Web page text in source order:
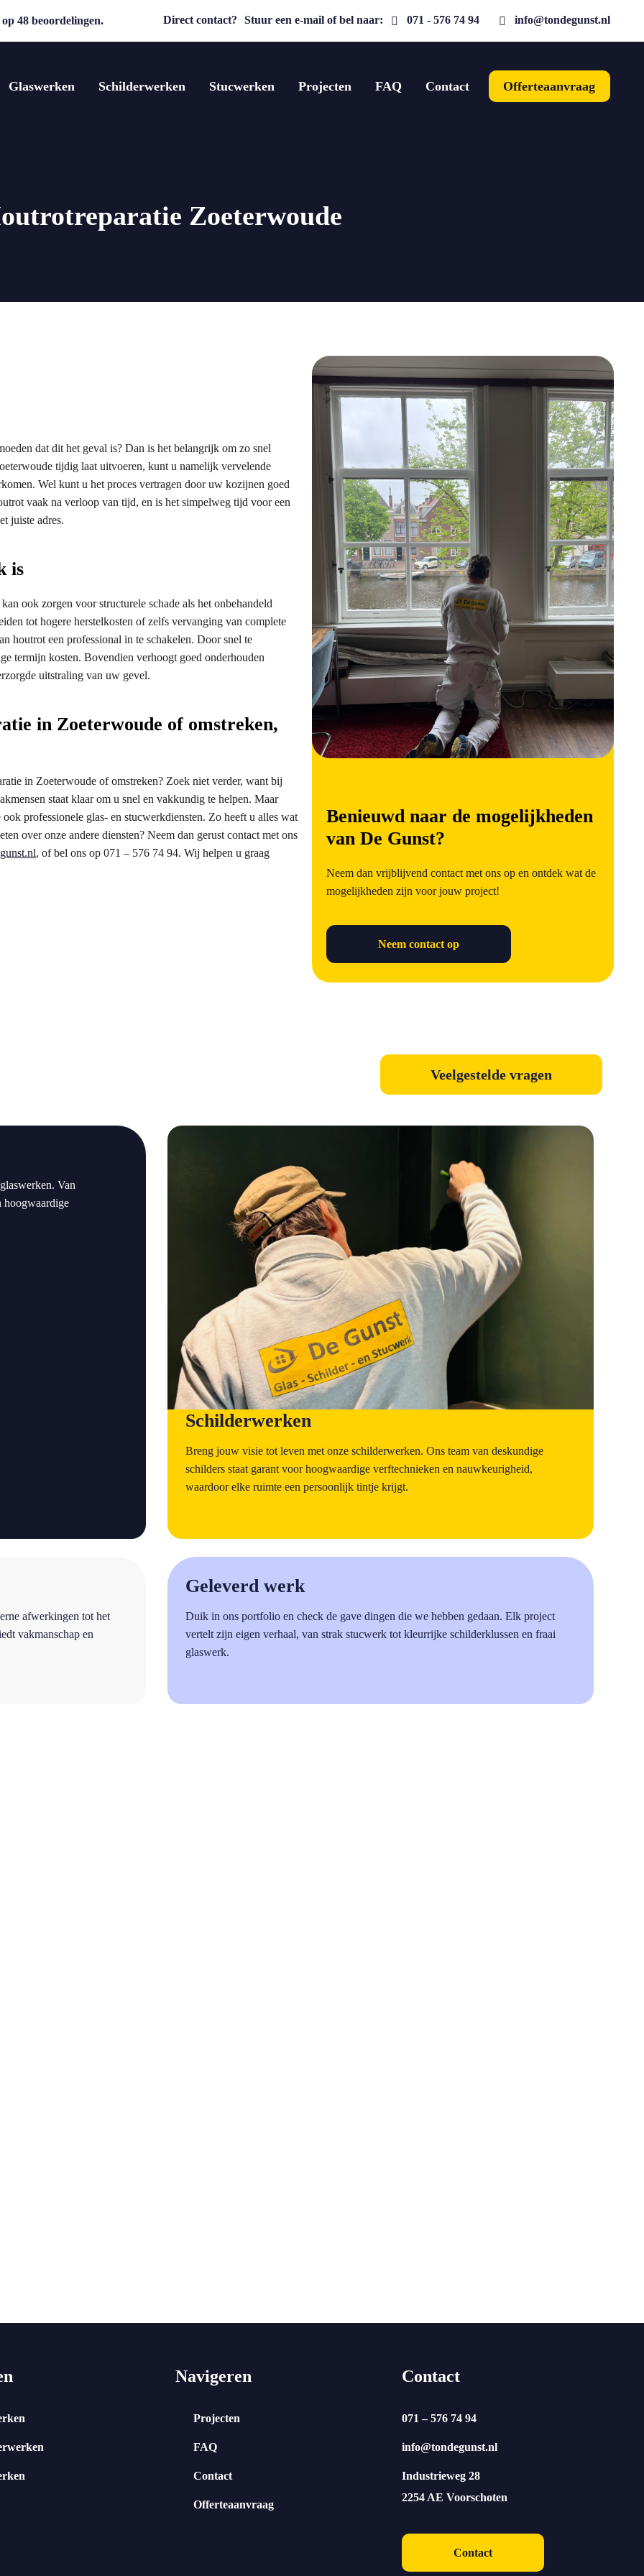
op 48 beoordelingen. Direct contact? Stuur een e-mail of bel naar: 071 - 576 74 94 info@tondegunst.nl
Glaswerken Schilderwerken Stucwerken Projecten FAQ Contact Offerteaanvraag
Zoeterwoude
dat dit het geval is? Dan is het belangrijk om zo snel
tijdig laat uitvoeren, kunt u namelijk vervelende
Wel kunt u het proces vertragen door uw kozijnen goed
vaak na verloop van tijd, en is het simpelweg tijd voor een
juiste adres.
is
ook zorgen voor structurele schade als het onbehandeld
tot hogere herstelkosten of zelfs vervanging van complete
houtrot een professional in te schakelen. Door snel te
termijn kosten. Bovendien verhoogt goed onderhouden
uitstraling van uw gevel.
in Zoeterwoude of omstreken,
in Zoeterwoude of omstreken? Zoek niet verder, want bij
staat klaar om u snel en vakkundig te helpen. Maar
professionele glas- en stucwerkdiensten. Zo heeft u alles wat
over onze andere diensten? Neem dan gerust contact met ons
, of bel ons op 071 – 576 74 94. Wij helpen u graag
Benieuwd naar de mogelijkheden
van De Gunst?
Neem dan vrijblijvend contact met ons op en ontdek wat de
mogelijkheden zijn voor jouw project!
Neem contact op
Veelgestelde vragen
Van
hoogwaardige
Schilderwerken
Breng jouw visie tot leven met onze schilderwerken. Ons team van deskundige
schilders staat garant voor hoogwaardige verftechnieken en nauwkeurigheid,
waardoor elke ruimte een persoonlijk tintje krijgt.
a
afwerkingen tot het
vakmanschap en
Geleverd werk
Duik in ons portfolio en check de gave dingen die we hebben gedaan. Elk project
vertelt zijn eigen verhaal, van strak stucwerk tot kleurrijke schilderklussen en fraai
glaswerk.
Navigeren
Projecten
FAQ
Contact
Offerteaanvraag
Contact
071 – 576 74 94
info@tondegunst.nl
Industrieweg 28
2254 AE Voorschoten
Contact